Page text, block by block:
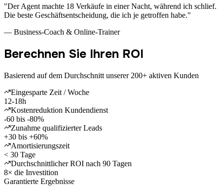
"Der Agent machte 18 Verkäufe in einer Nacht, während ich schlief.
Die beste Geschäftsentscheidung, die ich je getroffen habe."
— Business-Coach & Online-Trainer
Berechnen Sie Ihren ROI
Basierend auf dem Durchschnitt unserer 200+ aktiven Kunden
Eingesparte Zeit / Woche
12-18h
Kostenreduktion Kundendienst
-60 bis -80%
Zunahme qualifizierter Leads
+30 bis +60%
Amortisierungszeit
< 30 Tage
Durchschnittlicher ROI nach 90 Tagen
8× die Investition
Garantierte Ergebnisse